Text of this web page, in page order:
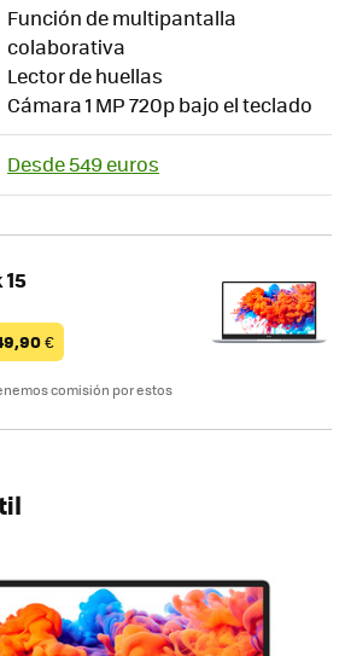
Función de multipantalla
colaborativa
Lector de huellas
Cámara 1 MP 720p bajo el teclado
Desde 549 euros
€
comisión por estos